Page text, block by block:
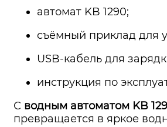
автомат KB 1290;
съёмный приклад для
USB-кабель для
инструкция по
С водным автоматом KB
превращается в яркое